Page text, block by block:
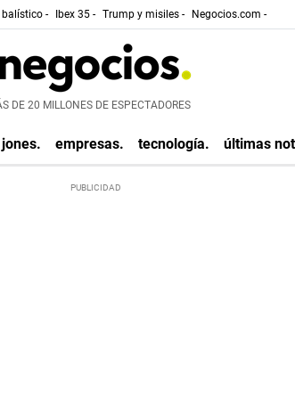
- Ibex 35 - Trump y misiles - Negocios.com -
DE 20 MILLONES DE ESPECTADORES
empresas. tecnología. últimas